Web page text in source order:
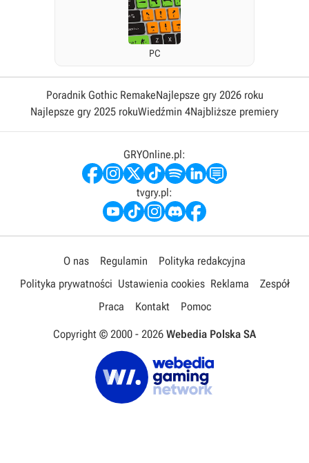
PC
Poradnik Gothic RemakeNajlepsze gry 2026 roku
Najlepsze gry 2025 rokuWiedźmin 4Najbliższe premiery
GRYOnline.pl:
tvgry.pl:
O nas Regulamin
Polityka redakcyjna
Polityka prywatności Ustawienia cookies Reklama
Zespół
Praca
Kontakt Pomoc
Copyright © 2000 - 2026 Webedia Polska SA